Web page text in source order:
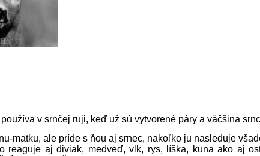
v srnčej ruji, keď už sú vytvorené páry a väčšina
matku, ale príde s ňou aj srnec, nakoľko ju nasleduje
reaguje aj diviak, medveď, vlk, rys, líška, kuna ako aj